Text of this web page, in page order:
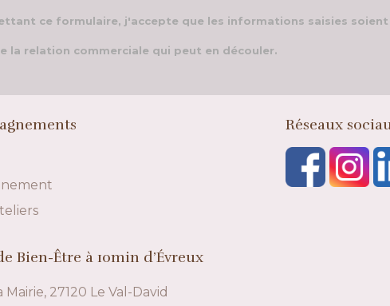
ce formulaire, j'accepte que les informations saisies
la relation commerciale qui peut en découler.
Bien-Être à 10min d’Évreux
27120 Le Val-David
Réseaux